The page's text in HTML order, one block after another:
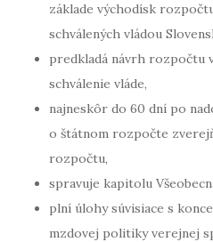
základe východísk
schválených vládou
predkladá návrh rozpočtu
schválenie vláde,
najneskôr do 60 dní po
o štátnom rozpočte
rozpočtu,
spravuje kapitolu
plní úlohy súvisiace s
mzdovej politiky verejnej